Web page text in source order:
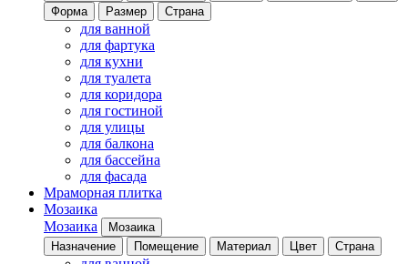
Форма
Размер Страна
для ванной
для фартука
для кухни
для туалета
для коридора
для гостиной
для улицы
для балкона
для бассейна
для фасада
Мраморная плитка
Мозаика
Мозаика
Мозаика
Назначение
Помещение Материал Цвет Страна